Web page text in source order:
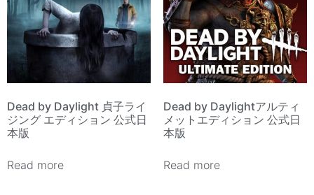
Dead by Daylight 貞子ライ
ジング エディション 公式日
本版
Read more
Dead by Daylightアルティ
メットエディション 公式日
本版
Read more